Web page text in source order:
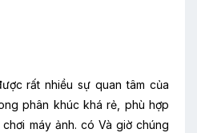
rất nhiều sự quan tâm của
phân khúc khá rẻ, phù hợp
máy ảnh. có Và giờ chúng